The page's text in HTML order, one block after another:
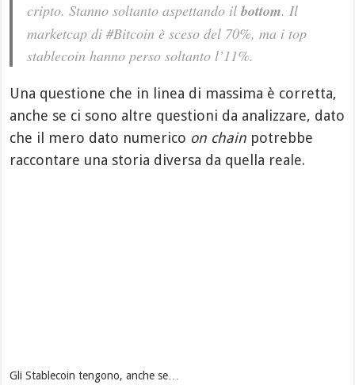
cripto. Stanno soltanto aspettando ilbottom. Il
marketcap di #Bitcoin è sceso del 70%, ma i top
stablecoin hanno perso soltanto l’11%.
Una questione che in linea di massima è corretta,
anche se ci sono altre questioni da analizzare, dato
che il mero dato numerico on chain potrebbe
raccontare una storia diversa da quella reale.
Gli Stablecoin tengono, anche se…